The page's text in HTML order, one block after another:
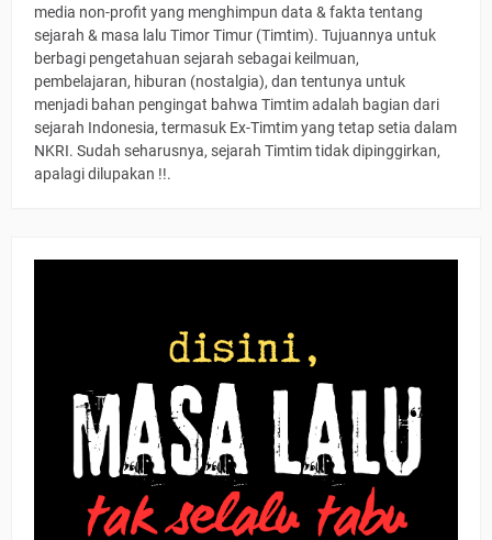
media non-profit yang menghimpun data & fakta tentang
sejarah & masa lalu Timor Timur (Timtim). Tujuannya untuk
berbagi pengetahuan sejarah sebagai keilmuan,
pembelajaran, hiburan (nostalgia), dan tentunya untuk
menjadi bahan pengingat bahwa Timtim adalah bagian dari
sejarah Indonesia, termasuk Ex-Timtim yang tetap setia dalam
NKRI. Sudah seharusnya, sejarah Timtim tidak dipinggirkan,
apalagi dilupakan !!.